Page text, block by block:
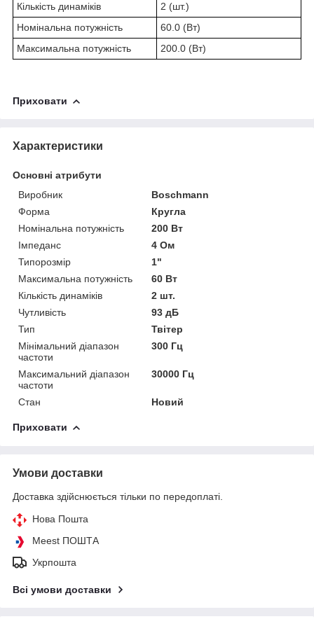
Кількість динаміків
2 (шт.)
Номінальна потужність
60.0 (Вт)
Максимальна потужність
200.0 (Вт)
Приховати
Характеристики
Основні атрибути
Виробник
Boschmann
Форма
Кругла
Номінальна потужність
200 Вт
Імпеданс
4 Ом
Типорозмір
1"
Максимальна потужність
60 Вт
Кількість динаміків
2 шт.
Чутливість
93 дБ
Тип
Твітер
Мінімальний діапазон
частоти
300 Гц
Максимальний діапазон
частоти
30000 Гц
Стан Новий
Приховати
Умови доставки
Доставка здійснюється тільки по передоплаті.
Нова Пошта
Meest ПОШТА
Укрпошта
Всі умови доставки